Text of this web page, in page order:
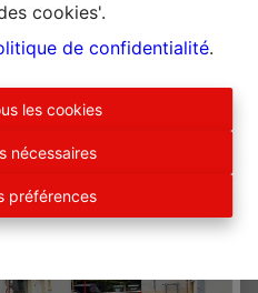
cookies'.
de confidentialité.
les cookies
nécessaires
préférences